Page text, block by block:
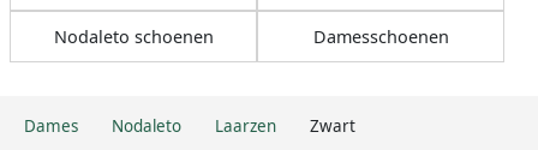
Dames Nodaleto Laarzen Zwart
Nodaleto schoenen Damesschoenen